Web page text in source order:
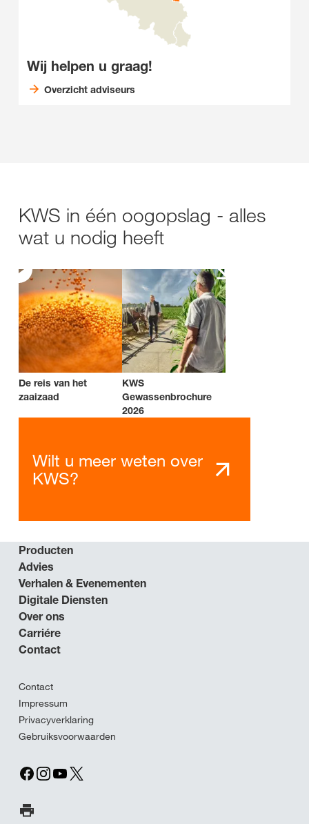
Wij helpen u graag!
Overzicht adviseurs
KWS in één oogopslag - alles
wat u nodig heeft
De reis van het
zaaizaad
KWS
Gewassenbrochure
2026
Wilt u meer weten over
KWS?
Producten
Advies
Verhalen & Evenementen
Digitale Diensten
Over ons
Carriére
Contact
Contact
Impressum
Privacyverklaring
Gebruiksvoorwaarden
Print pagina